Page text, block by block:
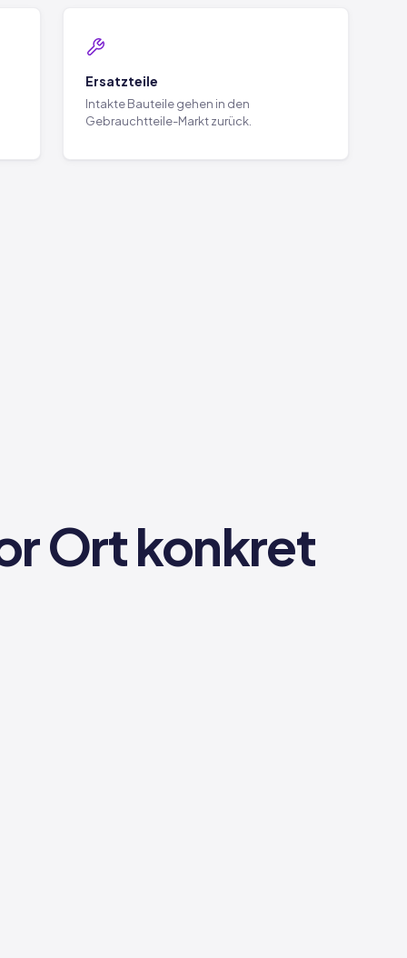
Ersatzteile
Intakte Bauteile gehen in den
Gebrauchtteile-Markt zurück.
Ort konkret